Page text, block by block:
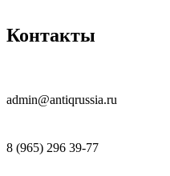
Контакты
admin@antiqrussia.ru
8 (965) 296 39-77